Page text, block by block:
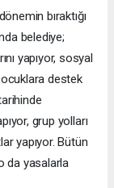
bıraktığı
belediye;
yapıyor, sosyal
destek
grup yolları
yapıyor. Bütün
da yasalarla